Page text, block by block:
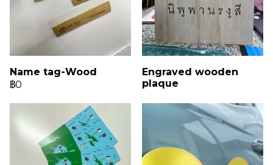
Name tag-Wood
฿0
Engraved wooden
plaque